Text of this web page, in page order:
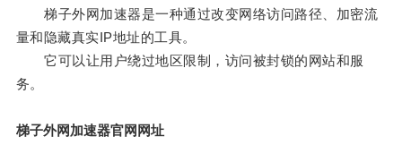
梯子外网加速器是一种通过改变网络访问路径、加密流
量和隐藏真实IP地址的工具。
它可以让用户绕过地区限制，访问被封锁的网站和服
务。
梯子外网加速器官网网址